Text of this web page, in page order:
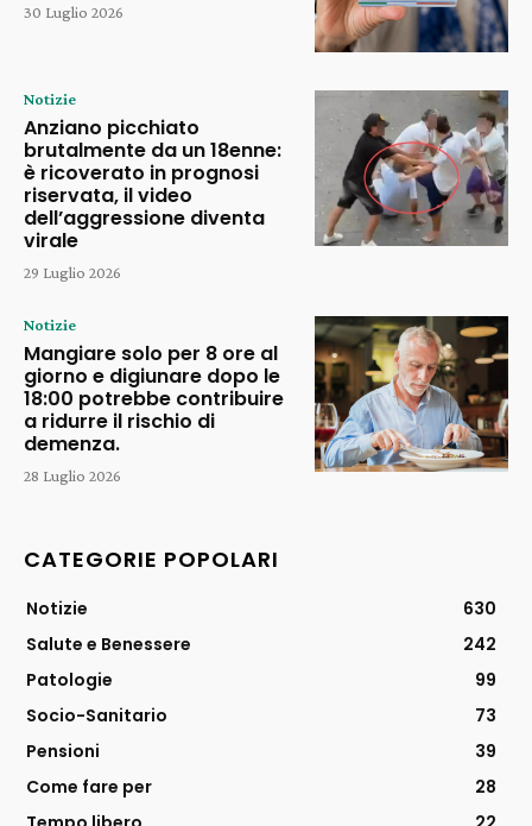
30 Luglio 2026
Notizie
Anziano picchiato
brutalmente da un 18enne:
è ricoverato in prognosi
riservata, il video
dell’aggressione diventa
virale
29 Luglio 2026
Notizie
Mangiare solo per 8 ore al
giorno e digiunare dopo le
18:00 potrebbe contribuire
a ridurre il rischio di
demenza.
28 Luglio 2026
CATEGORIE POPOLARI
Notizie
630
Salute e Benessere
242
Patologie
99
Socio-Sanitario
73
Pensioni
39
Come fare per
28